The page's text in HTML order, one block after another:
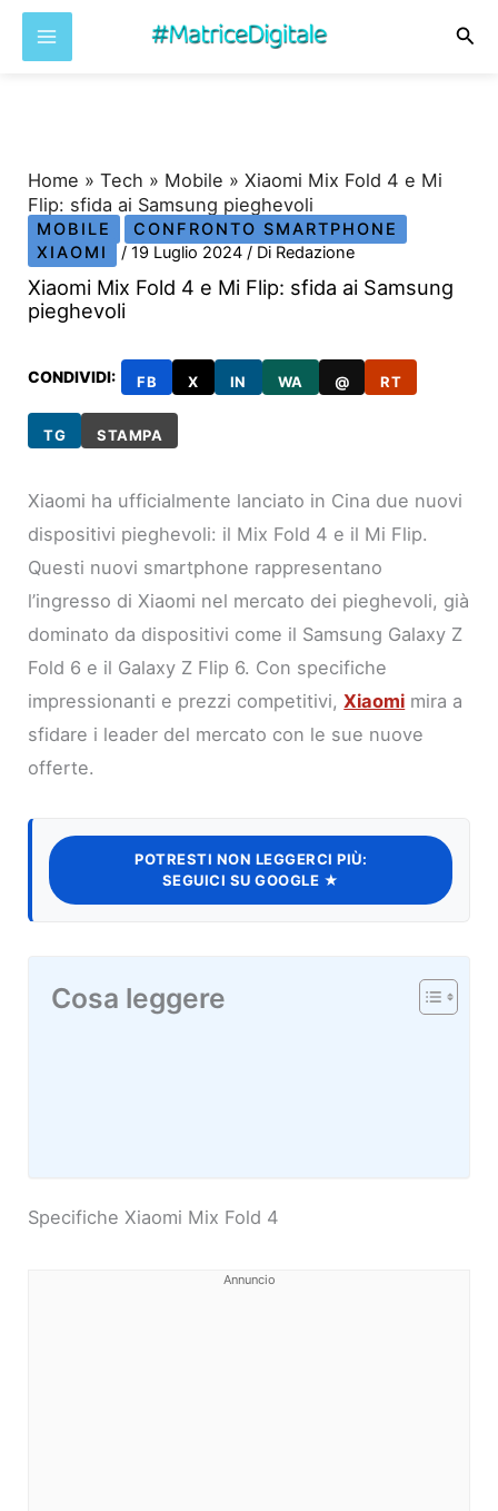
Home »Tech » Mobile »Xiaomi Mix Fold 4 e Mi
Flip: sfida ai Samsung pieghevoli
MOBILE
CONFRONTO SMARTPHONE
XIAOMI
/19 Luglio 2024/ Di Redazione
Xiaomi Mix Fold 4 e Mi Flip: sfida ai Samsung
pieghevoli
CONDIVIDI: FB X IN WA @ RT
TG STAMPA
Xiaomi ha ufficialmente lanciato in Cina due nuovi
dispositivi pieghevoli: il Mix Fold 4 e il Mi Flip.
Questi nuovi smartphone rappresentano
l’ingresso di Xiaomi nel mercato dei pieghevoli, già
dominato da dispositivi come il Samsung Galaxy Z
Fold 6 e il Galaxy Z Flip 6. Con specifiche
impressionanti e prezzi competitivi,Xiaomi mira a
sfidare i leader del mercato con le sue nuove
offerte.
POTRESTI NON LEGGERCI PIÙ:
SEGUICI SU GOOGLE ★
Cosa leggere
Specifiche Xiaomi Mix Fold 4
Annuncio